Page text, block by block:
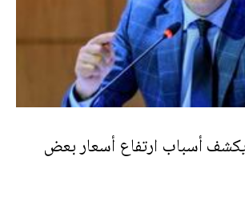
يكشف أسباب ارتفاع أسعار بعض